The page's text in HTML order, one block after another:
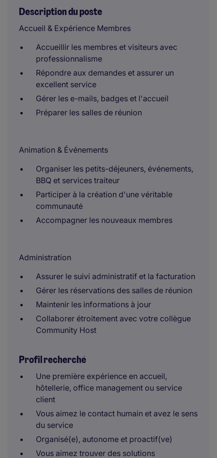
Description du poste
Accueil & Expérience Membres
Accueillir les membres et visiteurs avec
professionnalisme
Répondre aux demandes et assurer un
excellent service
Gérer les e-mails, badges et l'accueil
Préparer les salles de réunion
Animation & Événements
Organiser les petits-déjeuners, événements,
BBQ et services traiteur
Participer à la création d'une véritable
communauté
Accompagner les nouveaux membres
Administration
Assurer le suivi administratif et la facturation
Gérer les réservations des salles de réunion
Maintenir les informations à jour
Collaborer étroitement avec votre collègue
Community Host
Profil recherché
Une première expérience en accueil,
hôtellerie, office management ou service
client
Vous aimez le contact humain et avez le sens
du service
Organisé(e), autonome et proactif(ve)
Vous aimez trouver des solutions